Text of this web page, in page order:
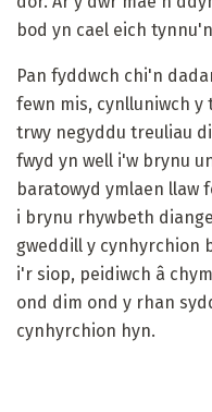
bod yn cael eich
Pan fyddwch chi'n
fewn mis, cynlluniwch y
trwy negyddu treuliau
fwyd yn well i'w brynu
baratowyd ymlaen llaw
i brynu rhywbeth
gweddill y cynhyrchion
i'r siop, peidiwch â
ond dim ond y rhan
cynhyrchion hyn.